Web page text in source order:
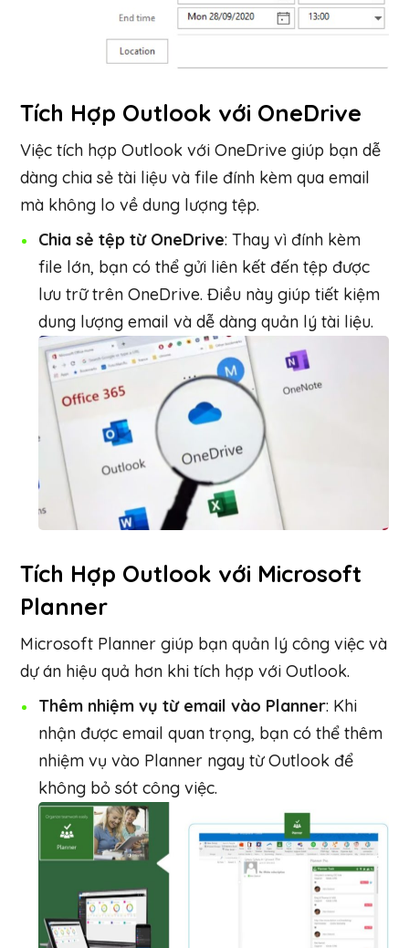
Tích Hợp Outlook với OneDrive
Việc tích hợp Outlook với OneDrive giúp bạn dễ
dàng chia sẻ tài liệu và file đính kèm qua email
mà không lo về dung lượng tệp.
Chia sẻ tệp từ OneDrive: Thay vì đính kèm
file lớn, bạn có thể gửi liên kết đến tệp được
lưu trữ trên OneDrive. Điều này giúp tiết kiệm
dung lượng email và dễ dàng quản lý tài liệu.
Tích Hợp Outlook với Microsoft
Planner
Microsoft Planner giúp bạn quản lý công việc và
dự án hiệu quả hơn khi tích hợp với Outlook.
Thêm nhiệm vụ từ email vào Planner: Khi
nhận được email quan trọng, bạn có thể thêm
nhiệm vụ vào Planner ngay từ Outlook để
không bỏ sót công việc.